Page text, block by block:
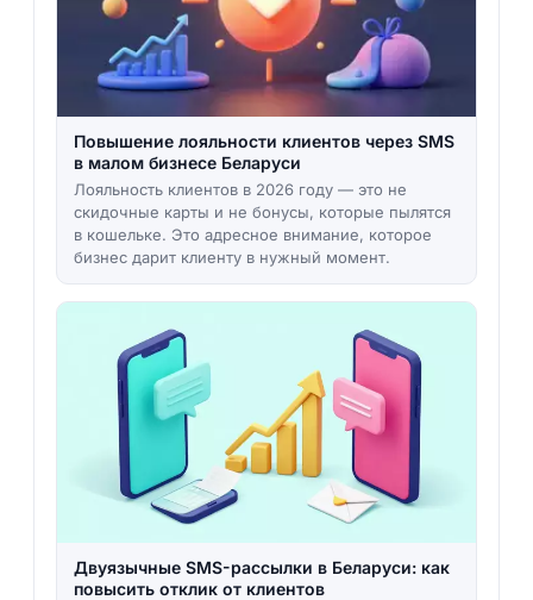
Повышение лояльности клиентов через SMS
в малом бизнесе Беларуси
Лояльность клиентов в 2026 году — это не
скидочные карты и не бонусы, которые пылятся
в кошельке. Это адресное внимание, которое
бизнес дарит клиенту в нужный момент.
Двуязычные SMS-рассылки в Беларуси: как
повысить отклик от клиентов